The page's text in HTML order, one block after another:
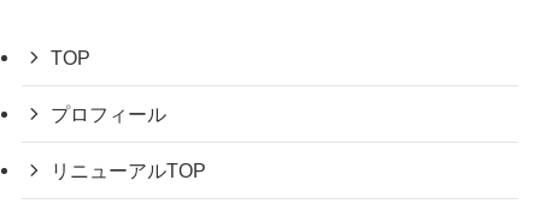
TOP
プロフィール
リニューアルTOP